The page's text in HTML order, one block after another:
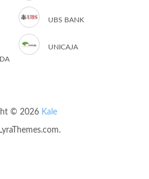
UBS BANK
UNICAJA
© 2026 Kale